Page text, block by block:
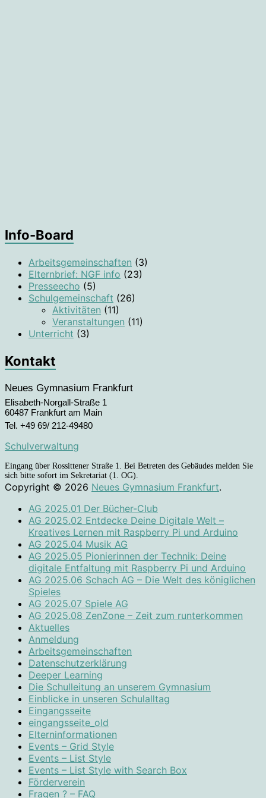
Info-Board
Arbeitsgemeinschaften (3)
Elternbrief: NGF info (23)
Presseecho (5)
Schulgemeinschaft (26)
Aktivitäten (11)
Veranstaltungen (11)
Unterricht (3)
Kontakt
Neues Gymnasium Frankfurt
Elisabeth-Norgall-Straße 1
60487 Frankfurt am Main
Tel. +49 69/ 212-49480
Schulverwaltung
Eingang über Rossittener Straße 1. Bei Betreten des Gebäudes melden Sie
sich bitte sofort im Sekretariat (1. OG).
Copyright © 2026 Neues Gymnasium Frankfurt.
AG 2025.01 Der Bücher-Club
AG 2025.02 Entdecke Deine Digitale Welt –
Kreatives Lernen mit Raspberry Pi und Arduino
AG 2025.04 Musik AG
AG 2025.05 Pionierinnen der Technik: Deine
digitale Entfaltung mit Raspberry Pi und Arduino
AG 2025.06 Schach AG – Die Welt des königlichen
Spieles
AG 2025.07 Spiele AG
AG 2025.08 ZenZone – Zeit zum runterkommen
Aktuelles
Anmeldung
Arbeitsgemeinschaften
Datenschutzerklärung
Deeper Learning
Die Schulleitung an unserem Gymnasium
Einblicke in unseren Schulalltag
Eingangsseite
eingangsseite_old
Elterninformationen
Events – Grid Style
Events – List Style
Events – List Style with Search Box
Förderverein
Fragen ? – FAQ